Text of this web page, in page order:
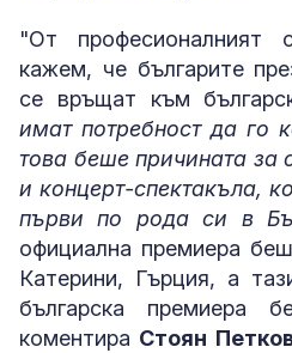
"От
кажем, че българите
се връщат към
имат потребност да го
това беше причината за
и концерт-спектакъла,
първи по рода си в
официална премиера
Катерини, Гърция, а
българска премиера
коментира Стоян